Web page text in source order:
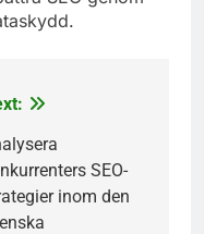
SEO-
inom den